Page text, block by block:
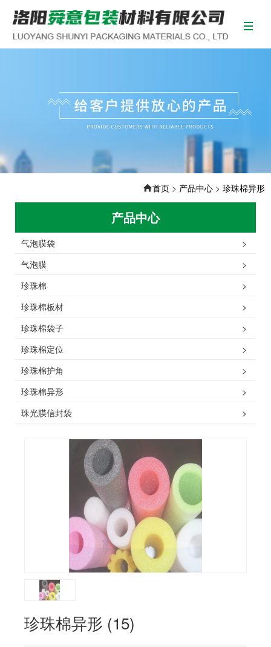
首页 > 产品中心 > 珍珠棉异形
产品中心
>
气泡膜袋
>
气泡膜
>
珍珠棉
>
珍珠棉板材
>
珍珠棉袋子
>
珍珠棉定位
>
珍珠棉护角
>
珍珠棉异形
>
珠光膜信封袋
珍珠棉异形 (15)